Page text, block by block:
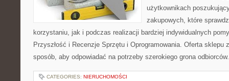
użytkownikach
zakupowych, które
korzystaniu, jak i podczas realizacji bardziej indywidualnych
Przyszłość i Recenzje Sprzętu i Oprogramowania. Oferta sklepu
sposób, aby odpowiadać na potrzeby szerokiego grona
CATEGORIES: NIERUCHOMOŚCI